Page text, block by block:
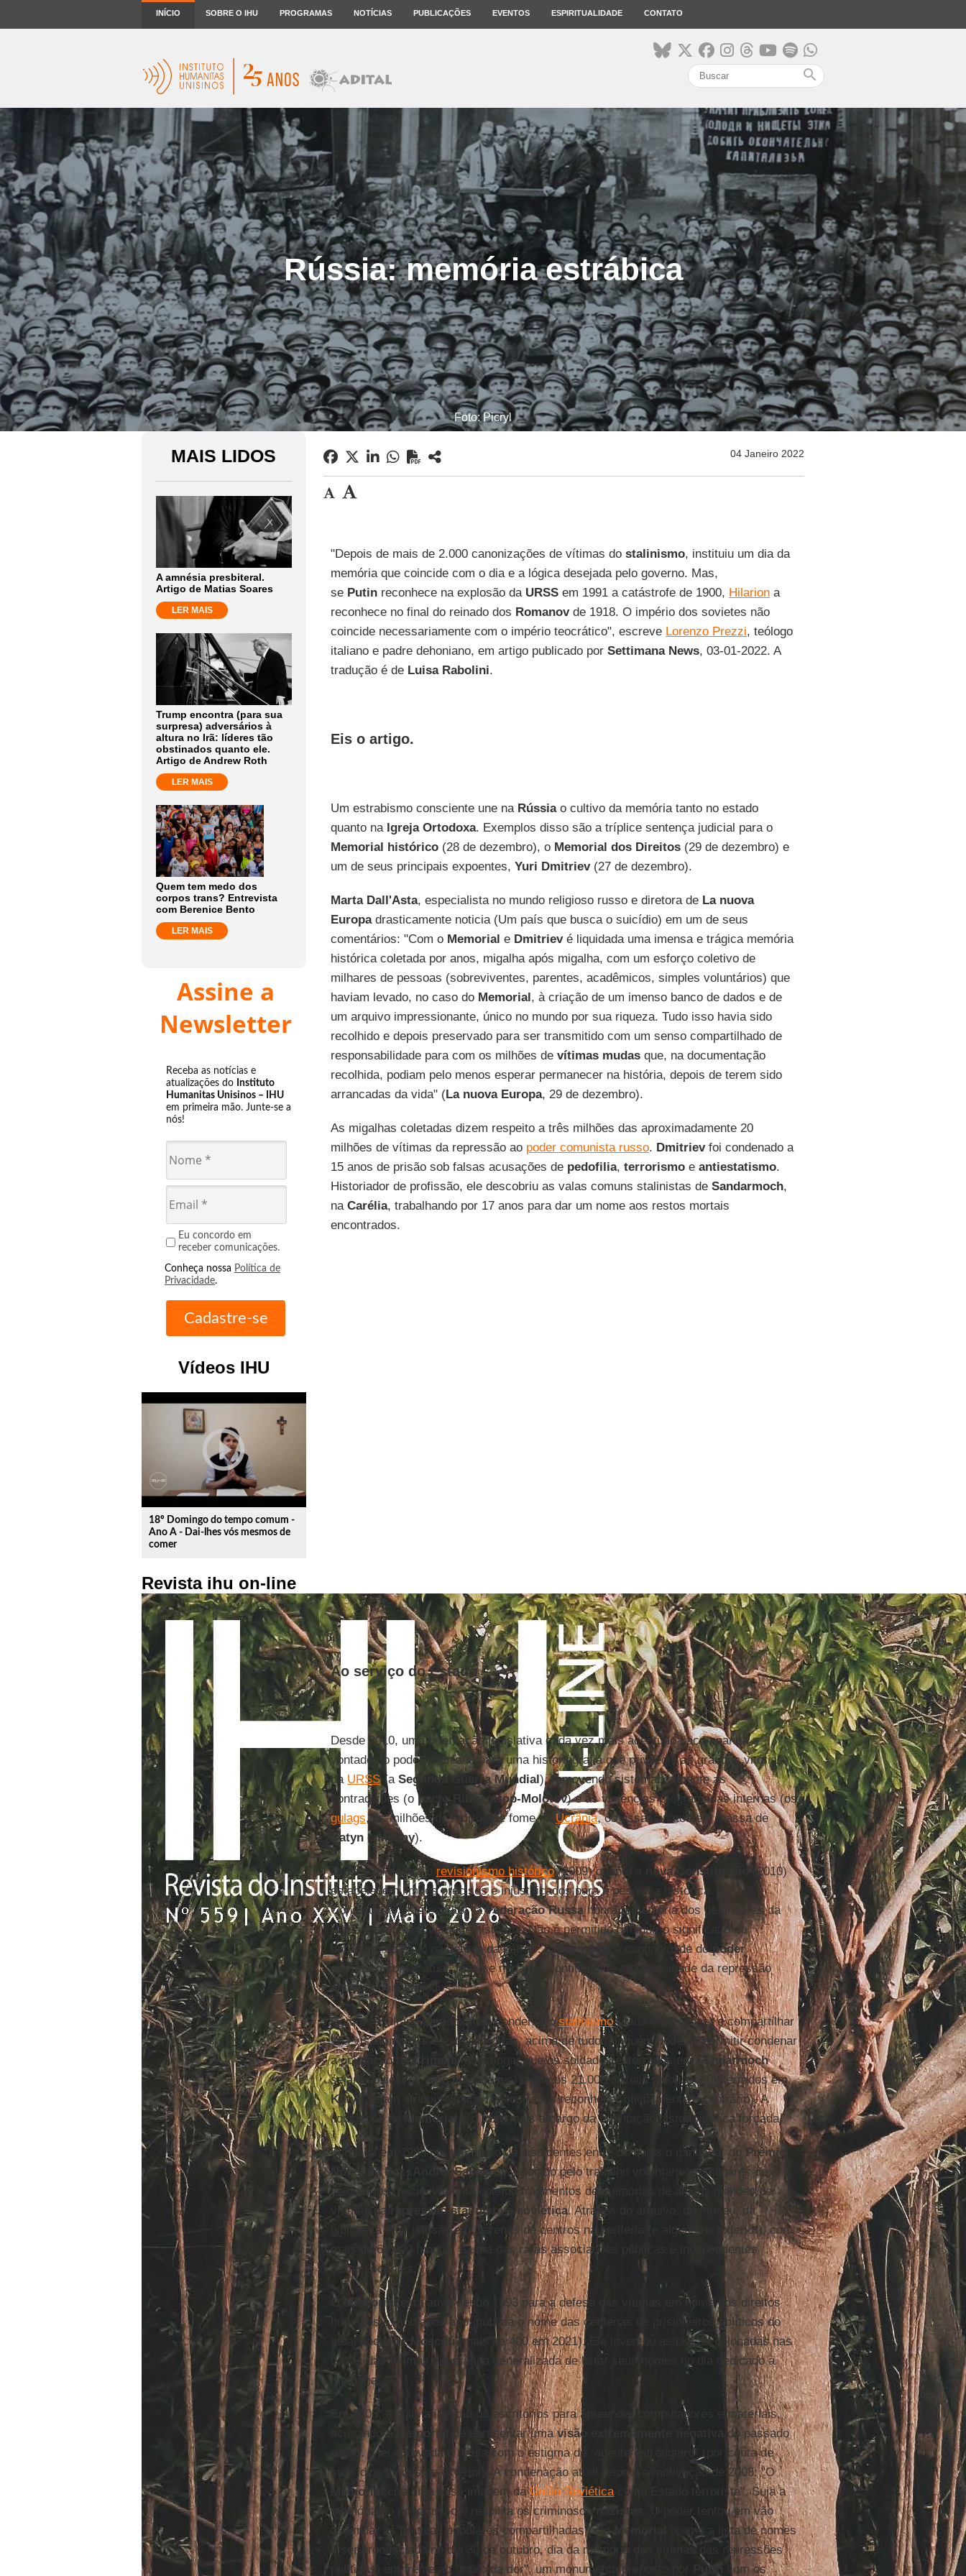
INÍCIO SOBRE O IHU PROGRAMAS NOTÍCIAS PUBLICAÇÕES EVENTOS ESPIRITUALIDADE CONTATO
search
Rússia: memória estrábica
Foto: Picryl
MAIS LIDOS
A amnésia presbiteral.
Artigo de Matias Soares
LER MAIS
Trump encontra (para sua
surpresa) adversários à
altura no Irã: líderes tão
obstinados quanto ele.
Artigo de Andrew Roth
LER MAIS
Quem tem medo dos
corpos trans? Entrevista
com Berenice Bento
LER MAIS
Assine a
Newsletter
Receba as notícias e
atualizações do Instituto
Humanitas Unisinos – IHU
em primeira mão. Junte-se a
nós!
Eu concordo em
receber comunicações.
Conheça nossa Política de
Privacidade.
Vídeos IHU
play_circle_outline
18º Domingo do tempo comum -
Ano A - Dai-lhes vós mesmos de
comer
Revista ihu on-line
04 Janeiro 2022
"Depois de mais de 2.000 canonizações de vítimas do stalinismo, instituiu um dia da
memória que coincide com o dia e a lógica desejada pelo governo. Mas,
se Putinreconhece na explosão da URSSem 1991 a catástrofe de 1900, Hilariona
reconhece no final do reinado dos Romanovde 1918. O império dos sovietes não
coincide necessariamente com o império teocrático", escreve Lorenzo Prezzi, teólogo
italiano e padre dehoniano, em artigo publicado por Settimana News, 03-01-2022. A
tradução é de Luisa Rabolini.
Eis o artigo.
Um estrabismo consciente une na Rússiao cultivo da memória tanto no estado
quanto na Igreja Ortodoxa. Exemplos disso são a tríplice sentença judicial para o
Memorial histórico(28 de dezembro), o Memorial dos Direitos(29 de dezembro) e
um de seus principais expoentes, Yuri Dmitriev(27 de dezembro).
Marta Dall'Asta, especialista no mundo religioso russo e diretora de La nuova
Europadrasticamente noticia (Um país que busca o suicídio) em um de seus
comentários: "Com o Memorial e Dmitrievé liquidada uma imensa e trágica memória
histórica coletada por anos, migalha após migalha, com um esforço coletivo de
milhares de pessoas (sobreviventes, parentes, acadêmicos, simples voluntários) que
haviam levado, no caso do Memorial, à criação de um imenso banco de dados e de
um arquivo impressionante, único no mundo por sua riqueza. Tudo isso havia sido
recolhido e depois preservado para ser transmitido com um senso compartilhado de
responsabilidade para com os milhões de vítimas mudasque, na documentação
recolhida, podiam pelo menos esperar permanecer na história, depois de terem sido
arrancadas da vida" (La nuova Europa, 29 de dezembro).
As migalhas coletadas dizem respeito a três milhões das aproximadamente 20
milhões de vítimas da repressão ao poder comunista russo. Dmitrievfoi condenado a
15 anos de prisão sob falsas acusações de pedofilia, terrorismoe antiestatismo.
Historiador de profissão, ele descobriu as valas comuns stalinistas de Sandarmoch,
na Carélia, trabalhando por 17 anos para dar um nome aos restos mortais
encontrados.
Ao serviço do Estado
Desde 2010, uma orientação legislativa cada vez mais acentuada acompanha a
vontade do poder putiniano para uma historiografia que privilegie as grandes vitórias
da URSS(a Segunda Guerra Mundial), removendo sistematicamente as
contradições (o pacto Ribbentrop-Molotov) e as violências programadas internas (os
gulags, os milhões de mortos de fome na Ucrânia, os assassinatos em massa de
KatyneMedny).
Tanto a lei contra o revisionismo histórico(2009) quanto a nova Constituição(2010)
estabelecem limites precisos e injustificados para a pesquisa histórica. Na
Constituição está escrito: “aFederação Russahonra a memória dos defensores da
pátria e protege a verdade histórica. Não é permitido diminuir o significado do
heroísmo do povo na defesa da pátria”. Confirma-se a continuidade dopoder
soviéticocom o atual, mas se negam a continuidade e contiguidade da repressão
entre os dois períodos.
Com o resultado paradoxal de condenar ostalinismo(cada vez menos) e compartilhar
sua visão imperial e estatista. Mas, acima de tudo, ninguém pode se permitir condenar
a ocupação da Crimeia, questionar que os soldados enterrados em Sandarmoch
sejam soviéticos (não finlandeses) e que os 21.000 oficiais poloneses enterrados em
Katyn sejam atribuíveis aos russos (após reconhecer oficialmente o contrário). A
liquidação do
Memorial é o fruto mais amargo da orientação historiográfica forçada.
Fundada em 1989 por um grupo de dissidentes entre os quais o ganhador do Prêmio
Nobel da Paz, Andrei Sakharov , apoiado pelo trabalho voluntário de milhares de
voluntários, pacientemente coletou fragmentos de memórias de alguns milhões de
vítimas darepressão stalinista e soviética. Através do arquivo, do museu, da
biblioteca e da difusão em dezenas de centros na periferia (e alguns no exterior), com
mais de 60.000 fundos, é uma das raras associações públicas e independentes
remanescentes.
O Memorial está ativo desde 1993 para a defesa das vítimas em nome dos direitos
humanos e, ano após ano, publica o nome das centenas de prisioneiros políticos do
atual poder deMoscou(mais de 400 em 2021). Ele inventou as placas colocadas nas
casas das vítimas e a prática generalizada de listar seus nomes no dia dedicado à
memória.
Em 2008, a polícia invadiu os escritórios para apreender computadores e materiais,
acusando o
Memorial de apresentar umavisão extremamente negativa
do passado
russo. A lei aprovada o rotula com o estigma de “agente estrangeiro” (por conta de
subsídios vindos do exterior). A condenação atual retoma a motivação de 2008: "O
Memorial
cria uma falsa imagem daUnião Soviéticacomo Estado terrorista". Suja a
memória do povo russo e reabilita os criminosos nazistas
. O poder tentou em vão
assimilar as práticas populares compartilhadas pelo
Memorial
(como a lista de nomes
a ser pronunciada no dia 30 de outubro, dia da memória das vítimas das repressões
políticas) em frente ao "muro da dor", um monumento proposto por
Putin com os